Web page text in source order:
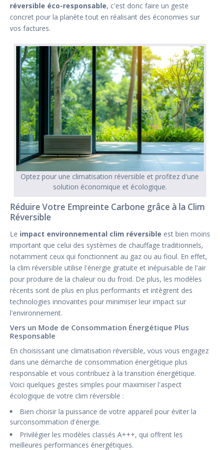
réversible éco-responsable, c'est donc faire un geste
concret pour la planète tout en réalisant des économies sur
vos factures.
Optez pour une climatisation réversible et profitez d'une
solution économique et écologique.
Réduire Votre Empreinte Carbone grâce à la Clim
Réversible
Le impact environnemental clim réversible est bien moins
important que celui des systèmes de chauffage traditionnels,
notamment ceux qui fonctionnent au gaz ou au fioul. En effet,
la clim réversible utilise l'énergie gratuite et inépuisable de l'air
pour produire de la chaleur ou du froid. De plus, les modèles
récents sont de plus en plus performants et intègrent des
technologies innovantes pour minimiser leur impact sur
l'environnement.
Vers un Mode de Consommation Énergétique Plus
Responsable
En choisissant une climatisation réversible, vous vous engagez
dans une démarche de consommation énergétique plus
responsable et vous contribuez à la transition énergétique.
Voici quelques gestes simples pour maximiser l'aspect
écologique de votre clim réversible :
Bien choisir la puissance de votre appareil pour éviter la
surconsommation d'énergie.
Privilégier les modèles classés A+++, qui offrent les
meilleures performances énergétiques.